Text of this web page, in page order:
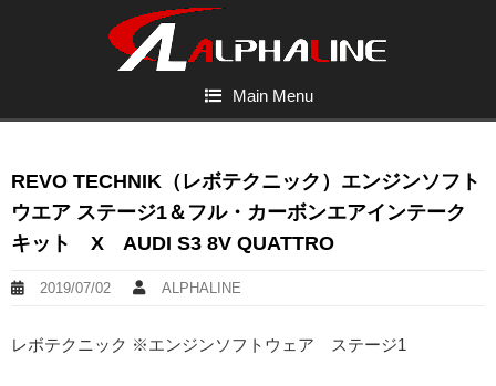
Main Menu
REVO TECHNIK（レボテクニック）エンジンソフト
ウエア ステージ1＆フル・カーボンエアインテーク
キット X AUDI S3 8V QUATTRO
2019/07/02 ALPHALINE
レボテクニック ※エンジンソフトウェア ステージ1